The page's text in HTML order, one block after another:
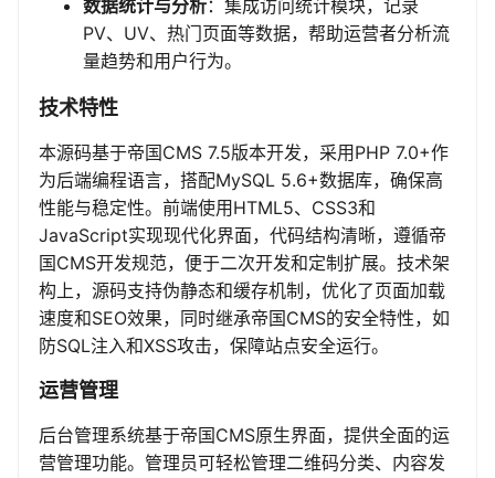
数据统计与分析：集成访问统计模块，记录
PV、UV、热门页面等数据，帮助运营者分析流
量趋势和用户行为。
技术特性
本源码基于帝国CMS 7.5版本开发，采用PHP 7.0+作
为后端编程语言，搭配MySQL 5.6+数据库，确保高
性能与稳定性。前端使用HTML5、CSS3和
JavaScript实现现代化界面，代码结构清晰，遵循帝
国CMS开发规范，便于二次开发和定制扩展。技术架
构上，源码支持伪静态和缓存机制，优化了页面加载
速度和SEO效果，同时继承帝国CMS的安全特性，如
防SQL注入和XSS攻击，保障站点安全运行。
运营管理
后台管理系统基于帝国CMS原生界面，提供全面的运
营管理功能。管理员可轻松管理二维码分类、内容发